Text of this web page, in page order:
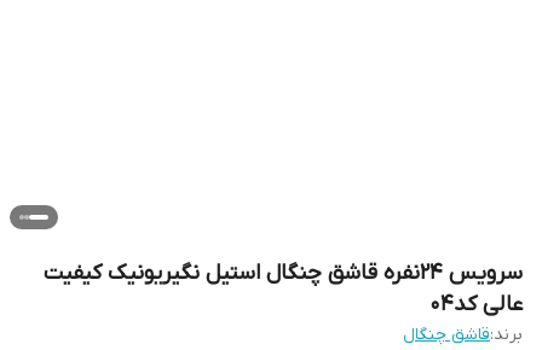
سرویس 24نفره قاشق چنگال استیل نگیریونیک کیفیت
عالی کد04
برند:قاشق چنگال